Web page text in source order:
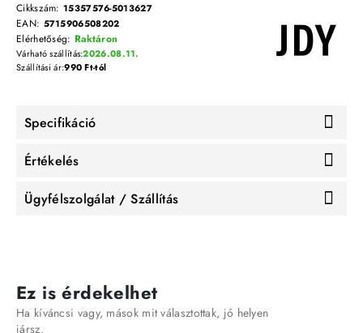
Cikkszám: 15357576-5013627
EAN: 5715906508202
Elérhetőség: Raktáron
Várható szállítás:2026.08.11.
Szállítási ár:990 Ft-tól
Specifikáció
Értékelés
Ügyfélszolgálat / Szállítás
Ez is érdekelhet
Ha kíváncsi vagy, mások mit választottak, jó helyen
jársz.